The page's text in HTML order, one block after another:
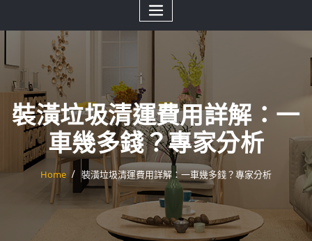
裝潢垃圾清運費用詳解：一
車幾多錢？專家分析
Home 裝潢垃圾清運費用詳解：一車幾多錢？專家分析